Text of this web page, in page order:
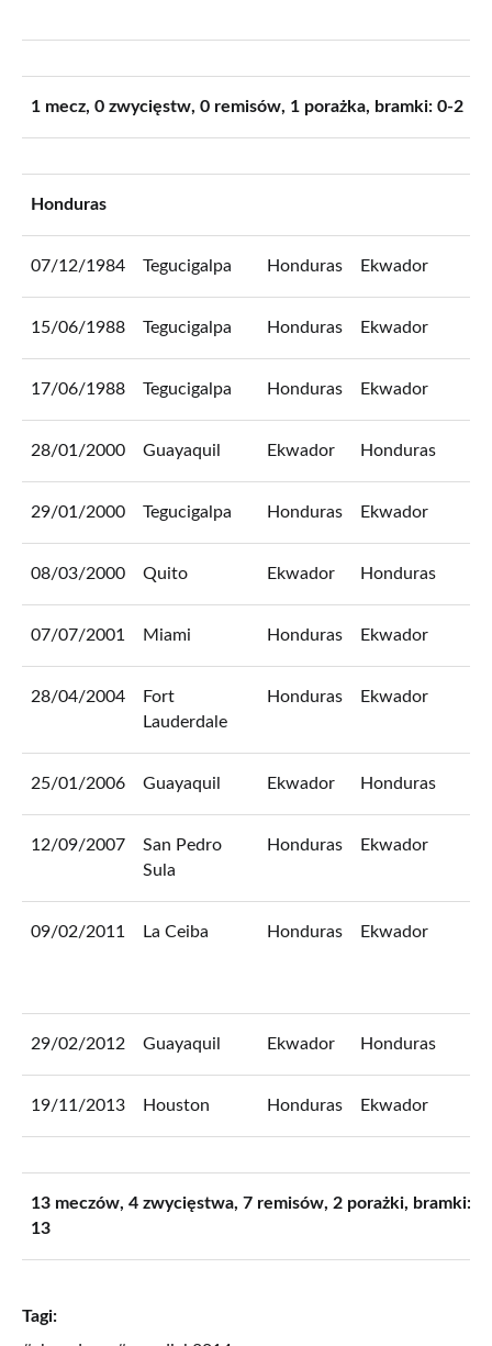
1 mecz, 0 zwycięstw, 0 remisów, 1 porażka, bramki: 0-2
Honduras
07/12/1984 Tegucigalpa Honduras Ekwador
15/06/1988 Tegucigalpa Honduras Ekwador
17/06/1988 Tegucigalpa Honduras Ekwador
28/01/2000 Guayaquil Ekwador Honduras
29/01/2000 Tegucigalpa Honduras Ekwador
08/03/2000 Quito Ekwador Honduras
07/07/2001 Miami Honduras Ekwador
28/04/2004
Fort
Lauderdale
Honduras Ekwador
25/01/2006 Guayaquil Ekwador Honduras
12/09/2007
San Pedro
Sula
Honduras Ekwador
09/02/2011 La Ceiba Honduras Ekwador
29/02/2012 Guayaquil Ekwador Honduras
19/11/2013 Houston Honduras Ekwador
13 meczów, 4 zwycięstwa, 7 remisów, 2 porażki, bramki:
13
Tagi: